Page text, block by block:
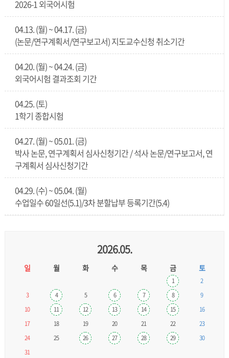
2026-1 외국어시험
04.13. (월) ~ 04.17. (금)
(논문/연구계획서/연구보고서) 지도교수신청 취소기간
04.20. (월) ~ 04.24. (금)
외국어시험 결과조회 기간
04.25. (토)
1학기 종합시험
04.27. (월) ~ 05.01. (금)
박사 논문, 연구계획서 심사신청기간 / 석사 논문/연구보고서, 연
구계획서 심사신청기간
04.29. (수) ~ 05.04. (월)
수업일수 60일선(5.1)/3차 분할납부 등록기간(5.4)
2026.05.
일 월 화 수 목 금 토
1
2
3
4 5 6 7 8
9
10
11 12 13 14 15
16
17
18 19 20 21 22
23
24
25 26 27 28 29
30
31